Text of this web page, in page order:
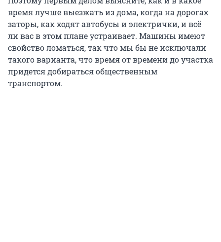
время лучше выезжать из дома, когда на дорогах
заторы, как ходят автобусы и электрички, и всё
ли вас в этом плане устраивает. Машины имеют
свойство ломаться, так что мы бы не исключали
такого варианта, что время от времени до участка
придется добираться общественным
транспортом.